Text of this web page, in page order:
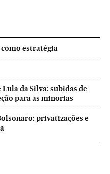
estratégia
da Silva: subidas de
para as minorias
privatizações e